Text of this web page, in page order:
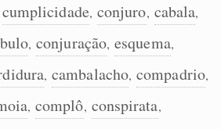
cumplicidade, conjuro, cabala,
, conjuração, esquema,
, cambalacho, compadrio,
, complô, conspirata,